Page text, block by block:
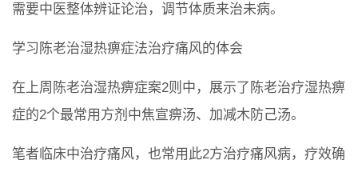
需要中医整体辨证论治，调节体质来治未病。
学习陈老治湿热痹症法治疗痛风的体会
在上周陈老治湿热痹症案2则中，展示了陈老治疗湿热痹
症的2个最常用方剂中焦宣痹汤、加减木防己汤。
笔者临床中治疗痛风，也常用此2方治疗痛风病，疗效确